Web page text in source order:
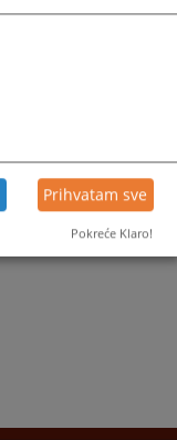
Prihvatam sve
Pokreće Klaro!